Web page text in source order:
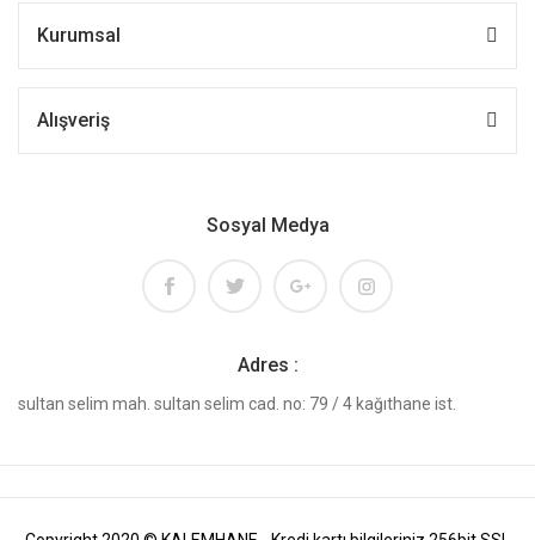
Kurumsal
Alışveriş
Sosyal Medya
Adres :
sultan selim mah. sultan selim cad. no: 79 / 4 kağıthane ist.